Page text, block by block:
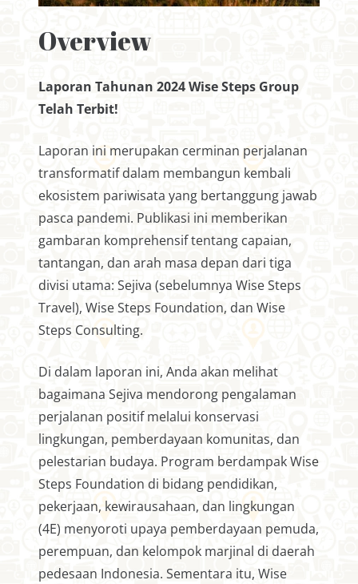
Overview
Laporan Tahunan 2024 Wise Steps Group
Telah Terbit!
Laporan ini merupakan cerminan perjalanan
transformatif dalam membangun kembali
ekosistem pariwisata yang bertanggung jawab
pasca pandemi. Publikasi ini memberikan
gambaran komprehensif tentang capaian,
tantangan, dan arah masa depan dari tiga
divisi utama: Sejiva (sebelumnya Wise Steps
Travel), Wise Steps Foundation, dan Wise
Steps Consulting.
Di dalam laporan ini, Anda akan melihat
bagaimana Sejiva mendorong pengalaman
perjalanan positif melalui konservasi
lingkungan, pemberdayaan komunitas, dan
pelestarian budaya. Program berdampak Wise
Steps Foundation di bidang pendidikan,
pekerjaan, kewirausahaan, dan lingkungan
(4E) menyoroti upaya pemberdayaan pemuda,
perempuan, dan kelompok marjinal di daerah
pedesaan Indonesia. Sementara itu, Wise